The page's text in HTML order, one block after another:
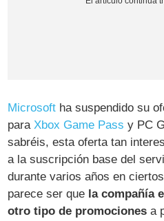
Microsoft ha suspendido su
paraXbox Game Pass y PC
sabréis, esta oferta tan
a la suscripción base del
durante varios años en
parece ser que la compañía
otro tipo de promociones a